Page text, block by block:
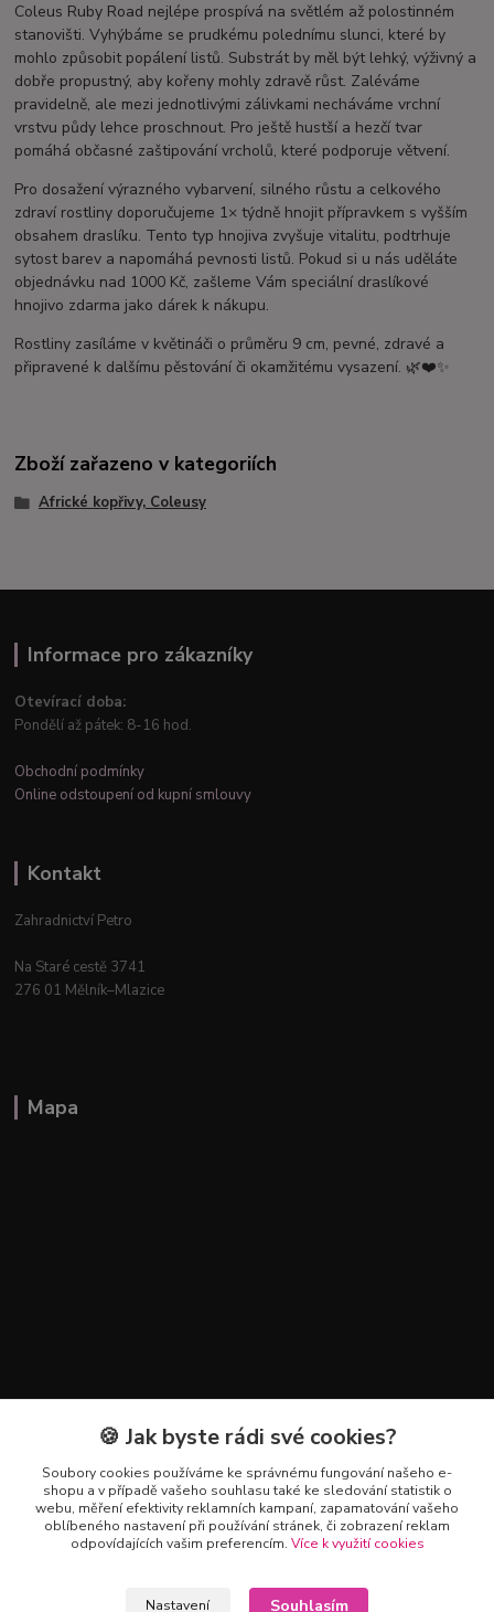
Coleus Ruby Road nejlépe prospívá na světlém až polostinném
stanovišti. Vyhýbáme se prudkému polednímu slunci, které by
mohlo způsobit popálení listů. Substrát by měl být lehký, výživný a
dobře propustný, aby kořeny mohly zdravě růst. Zaléváme
pravidelně, ale mezi jednotlivými zálivkami necháváme vrchní
vrstvu půdy lehce proschnout. Pro ještě hustší a hezčí tvar
pomáhá občasné zaštipování vrcholů, které podporuje větvení.
Pro dosažení výrazného vybarvení, silného růstu a celkového
zdraví rostliny doporučujeme 1× týdně hnojit přípravkem s vyšším
obsahem draslíku. Tento typ hnojiva zvyšuje vitalitu, podtrhuje
sytost barev a napomáhá pevnosti listů. Pokud si u nás uděláte
objednávku nad 1000 Kč, zašleme Vám speciální draslíkové
hnojivo zdarma jako dárek k nákupu.
Rostliny zasíláme v květináči o průměru 9 cm, pevné, zdravé a
připravené k dalšímu pěstování či okamžitému vysazení. 🌿❤️✨
Zboží zařazeno v kategoriích
Africké kopřivy, Coleusy
Informace pro zákazníky
Otevírací doba:
Pondělí až pátek: 8-16 hod.
Obchodní podmínky
Online odstoupení od kupní smlouvy
Kontakt
Zahradnictví Petro
Na Staré cestě 3741
276 01 Mělník–Mlazice
Mapa
Kontakty
+420 602 223 614
info@zahradnictvipetro.cz
🍪 Jak byste rádi své cookies?
Soubory cookies používáme ke správnému fungování našeho e-
shopu a v případě vašeho souhlasu také ke sledování statistik o
webu, měření efektivity reklamních kampaní, zapamatování vašeho
oblíbeného nastavení při používání stránek, či zobrazení reklam
odpovídajících vašim preferencím. Více k využití cookies
Nastavení Souhlasím